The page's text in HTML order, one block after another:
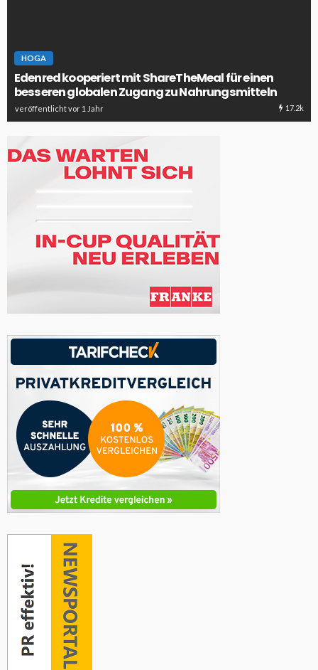
HOGA
Edenred kooperiert mit ShareTheMeal für einen
besseren globalen Zugang zu Nahrungsmitteln
veröffentlicht vor 1 Jahr 17.2k